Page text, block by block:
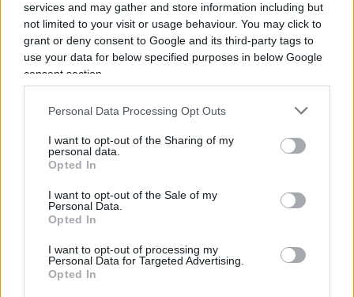
services and may gather and store information including but
not limited to your visit or usage behaviour. You may click to
grant or deny consent to Google and its third-party tags to
use your data for below specified purposes in below Google
consent section.
Personal Data Processing Opt Outs
I want to opt-out of the Sharing of my
personal data.
Opted In
I want to opt-out of the Sale of my
Personal Data.
Opted In
I want to opt-out of processing my
Personal Data for Targeted Advertising.
Opted In
diventasse una spiaggia attrezzata, una spiaggia
privata ma, nonostante siano passati tre anni,è
ancora una spiaggia libera. Come evidenziato
dal sindacoLuigi Pierfederici
trasformare la spiaggia da pubblica in privata.
L’unico intervento? Deve essere messo a posto un
caseggiato abbandonato da trent’anni, un
sempre, ma si è ancora in attesa dei permessi.
Eppure questo è un dossier centrale nell’inchiesta,
tanto da aver portato all’arresto per corruzione di
governatore e imprenditori.